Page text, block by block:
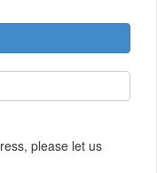
please let us